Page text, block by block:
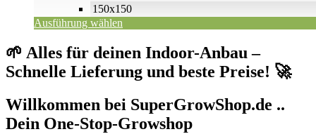
150x150
Ausführung wählen
🌱 Alles für deinen Indoor-Anbau –
Schnelle Lieferung und beste Preise! 🚀
Willkommen bei SuperGrowShop.de ..
Dein One-Stop-Growshop